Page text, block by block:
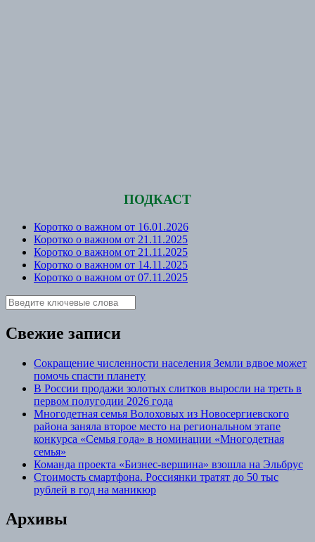
ПОДКАСТ
Коротко о важном от 16.01.2026
Коротко о важном от 21.11.2025
Коротко о важном от 21.11.2025
Коротко о важном от 14.11.2025
Коротко о важном от 07.11.2025
Свежие записи
Сокращение численности населения Земли вдвое может
помочь спасти планету
В России продажи золотых слитков выросли на треть в
первом полугодии 2026 года
Многодетная семья Волоховых из Новосергиевского
района заняла второе место на региональном этапе
конкурса «Семья года» в номинации «Многодетная
семья»
Команда проекта «Бизнес‑вершина» взошла на Эльбрус
Стоимость смартфона. Россиянки тратят до 50 тыс
рублей в год на маникюр
Архивы